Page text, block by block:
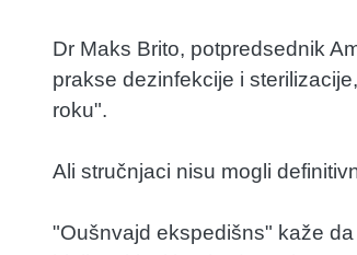
Dr Maks Brito, potpredsednik
prakse dezinfekcije i
roku".
Ali stručnjaci nisu mogli
"Oušnvajd ekspedišns" kaže